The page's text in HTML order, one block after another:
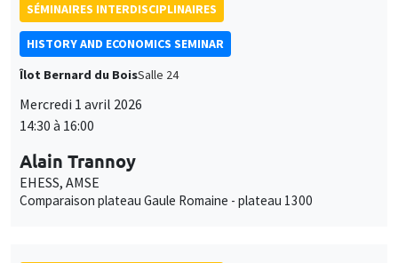
SÉMINAIRES INTERDISCIPLINAIRES
HISTORY AND ECONOMICS SEMINAR
Îlot Bernard du BoisSalle 24
Mercredi 1 avril 2026
14:30 à 16:00
Alain Trannoy
EHESS, AMSE
Comparaison plateau Gaule Romaine - plateau 1300